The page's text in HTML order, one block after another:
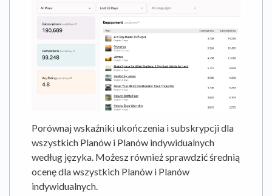
Porównaj wskaźniki ukończenia i subskrypcji dla
wszystkich Planów i Planów indywidualnych
według języka. Możesz również sprawdzić średnią
ocenę dla wszystkich Planów i Planów
indywidualnych.